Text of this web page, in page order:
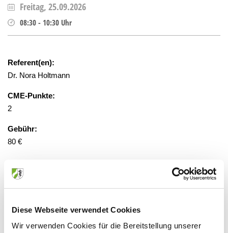
Diese Webseite verwendet Cookies
Wir verwenden Cookies für die Bereitstellung unserer
Freitag, 25.09.2026
08:30 - 10:30 Uhr
Referent(en):
Dr. Nora Holtmann
CME-Punkte:
2
Gebühr:
80 €
Ja
gestaffelte Gebühren, Anmeldung
erforderlich